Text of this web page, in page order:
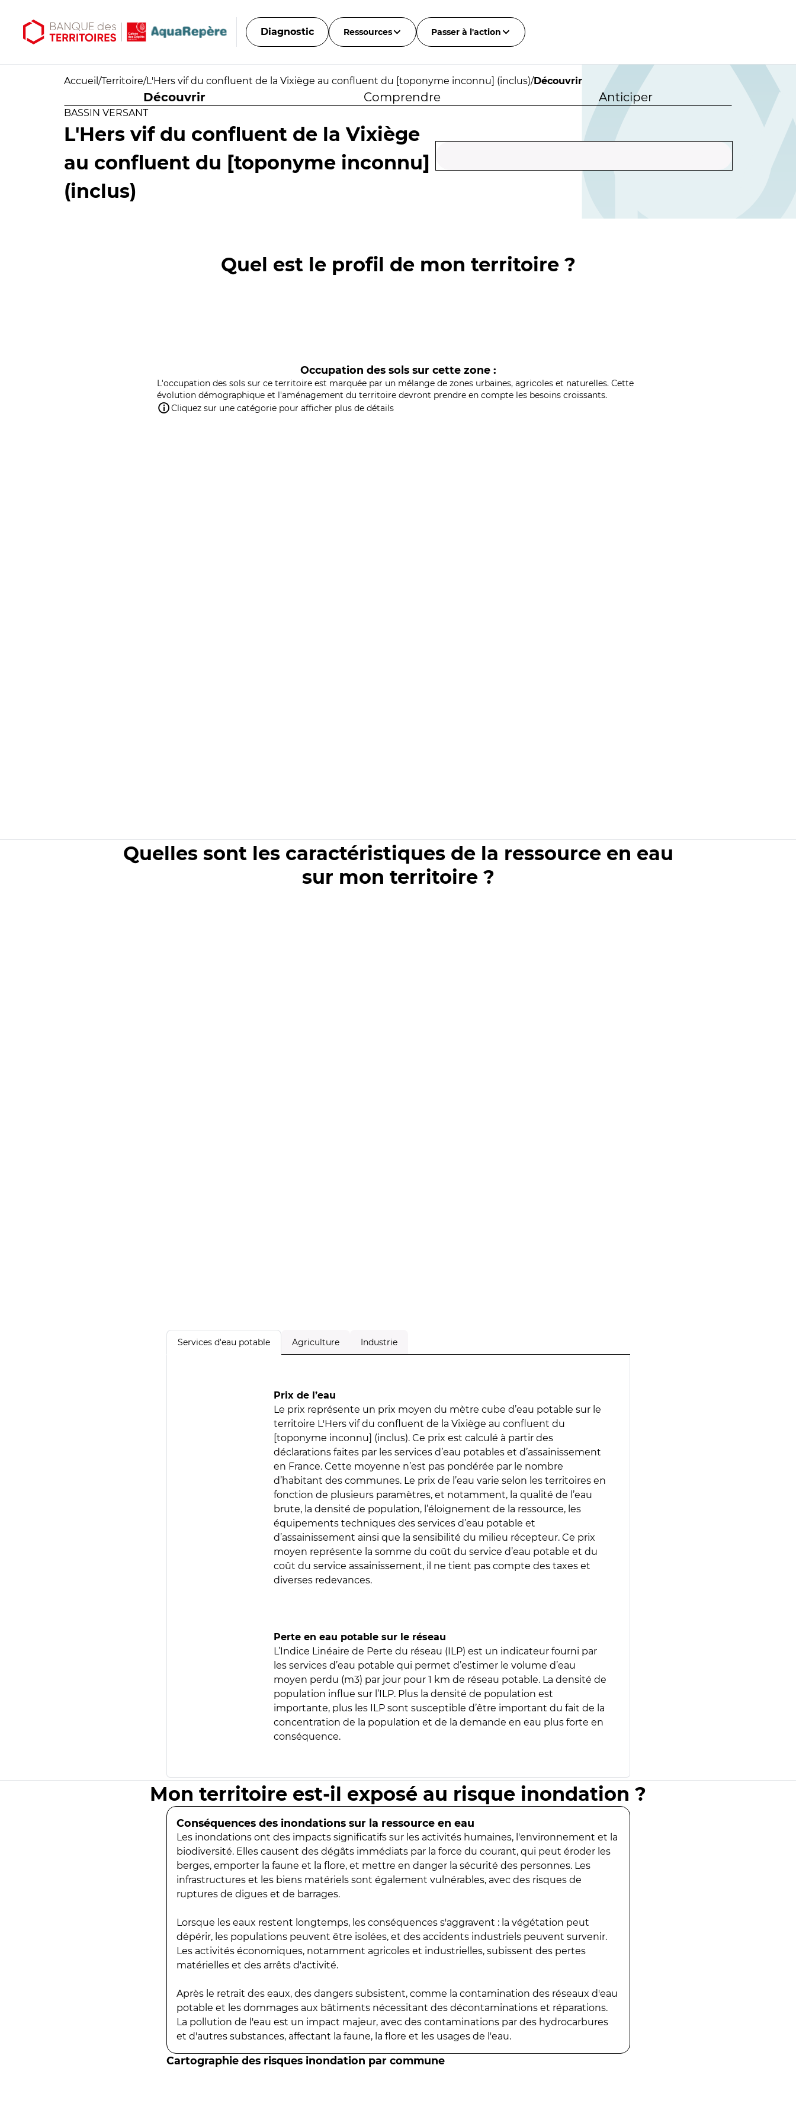
Diagnostic Ressources Passer à l'action
Accueil /Territoire/L'Hers vif du confluent de la Vixiège au confluent du [toponyme inconnu] (inclus)/Découvrir
Découvrir Comprendre Anticiper
BASSIN VERSANT
L'Hers vif du confluent de la Vixiège
au confluent du [toponyme inconnu]
(inclus)
Quel est le profil de mon territoire ?
Occupation des sols sur cette zone :
L'occupation des sols sur ce territoire est marquée par un mélange de zones urbaines, agricoles et naturelles. Cette
évolution démographique et l'aménagement du territoire devront prendre en compte les besoins croissants.
Cliquez sur une catégorie pour afficher plus de détails
Quelles sont les caractéristiques de la ressource en eau
sur mon territoire ?
Services d'eau potable Agriculture Industrie
Prix de l’eau
Le prix représente un prix moyen du mètre cube d’eau potable sur le
territoire L'Hers vif du confluent de la Vixiège au confluent du
[toponyme inconnu] (inclus). Ce prix est calculé à partir des
déclarations faites par les services d’eau potables et d’assainissement
en France. Cette moyenne n’est pas pondérée par le nombre
d’habitant des communes. Le prix de l’eau varie selon les territoires en
fonction de plusieurs paramètres, et notamment, la qualité de l’eau
brute, la densité de population, l’éloignement de la ressource, les
équipements techniques des services d’eau potable et
d’assainissement ainsi que la sensibilité du milieu récepteur. Ce prix
moyen représente la somme du coût du service d’eau potable et du
coût du service assainissement, il ne tient pas compte des taxes et
diverses redevances.
Perte en eau potable sur le réseau
L’Indice Linéaire de Perte du réseau (ILP) est un indicateur fourni par
les services d’eau potable qui permet d’estimer le volume d’eau
moyen perdu (m3) par jour pour 1 km de réseau potable. La densité de
population influe sur l’ILP. Plus la densité de population est
importante, plus les ILP sont susceptible d’être important du fait de la
concentration de la population et de la demande en eau plus forte en
conséquence.
Mon territoire est-il exposé au risque inondation ?
Conséquences des inondations sur la ressource en eau
Les inondations ont des impacts significatifs sur les activités humaines, l'environnement et la
biodiversité. Elles causent des dégâts immédiats par la force du courant, qui peut éroder les
berges, emporter la faune et la flore, et mettre en danger la sécurité des personnes. Les
infrastructures et les biens matériels sont également vulnérables, avec des risques de
ruptures de digues et de barrages.
Lorsque les eaux restent longtemps, les conséquences s'aggravent : la végétation peut
dépérir, les populations peuvent être isolées, et des accidents industriels peuvent survenir.
Les activités économiques, notamment agricoles et industrielles, subissent des pertes
matérielles et des arrêts d'activité.
Après le retrait des eaux, des dangers subsistent, comme la contamination des réseaux d'eau
potable et les dommages aux bâtiments nécessitant des décontaminations et réparations.
La pollution de l'eau est un impact majeur, avec des contaminations par des hydrocarbures
et d'autres substances, affectant la faune, la flore et les usages de l'eau.
Cartographie des risques inondation par commune